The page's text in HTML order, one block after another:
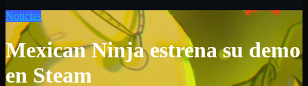
Noticias
Mexican Ninja estrena su demo
en Steam